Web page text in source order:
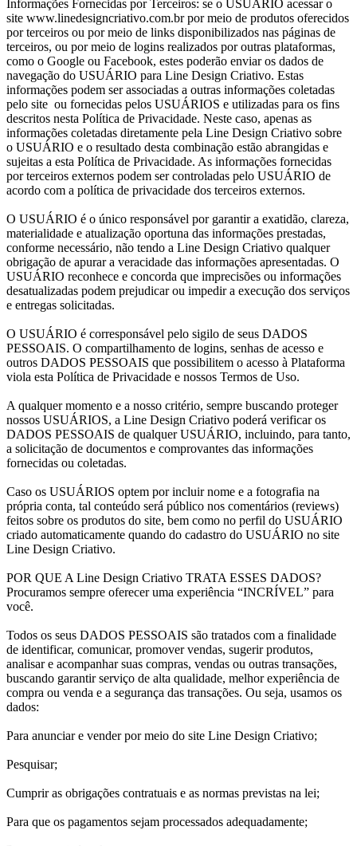
Informações Fornecidas por Terceiros: se o USUÁRIO acessar o
site www.linedesigncriativo.com.br por meio de produtos oferecidos
por terceiros ou por meio de links disponibilizados nas páginas de
terceiros, ou por meio de logins realizados por outras plataformas,
como o Google ou Facebook, estes poderão enviar os dados de
navegação do USUÁRIO para Line Design Criativo. Estas
informações podem ser associadas a outras informações coletadas
pelo site ou fornecidas pelos USUÁRIOS e utilizadas para os fins
descritos nesta Política de Privacidade. Neste caso, apenas as
informações coletadas diretamente pela Line Design Criativo sobre
o USUÁRIO e o resultado desta combinação estão abrangidas e
sujeitas a esta Política de Privacidade. As informações fornecidas
por terceiros externos podem ser controladas pelo USUÁRIO de
acordo com a política de privacidade dos terceiros externos.
O USUÁRIO é o único responsável por garantir a exatidão, clareza,
materialidade e atualização oportuna das informações prestadas,
conforme necessário, não tendo a Line Design Criativo qualquer
obrigação de apurar a veracidade das informações apresentadas. O
USUÁRIO reconhece e concorda que imprecisões ou informações
desatualizadas podem prejudicar ou impedir a execução dos serviços
e entregas solicitadas.
O USUÁRIO é corresponsável pelo sigilo de seus DADOS
PESSOAIS. O compartilhamento de logins, senhas de acesso e
outros DADOS PESSOAIS que possibilitem o acesso à Plataforma
viola esta Política de Privacidade e nossos Termos de Uso.
A qualquer momento e a nosso critério, sempre buscando proteger
nossos USUÁRIOS, a Line Design Criativo poderá verificar os
DADOS PESSOAIS de qualquer USUÁRIO, incluindo, para tanto,
a solicitação de documentos e comprovantes das informações
fornecidas ou coletadas.
Caso os USUÁRIOS optem por incluir nome e a fotografia na
própria conta, tal conteúdo será público nos comentários (reviews)
feitos sobre os produtos do site, bem como no perfil do USUÁRIO
criado automaticamente quando do cadastro do USUÁRIO no site
Line Design Criativo.
POR QUE A Line Design Criativo TRATA ESSES DADOS?
Procuramos sempre oferecer uma experiência “INCRÍVEL” para
você.
Todos os seus DADOS PESSOAIS são tratados com a finalidade
de identificar, comunicar, promover vendas, sugerir produtos,
analisar e acompanhar suas compras, vendas ou outras transações,
buscando garantir serviço de alta qualidade, melhor experiência de
compra ou venda e a segurança das transações. Ou seja, usamos os
dados:
Para anunciar e vender por meio do site Line Design Criativo;
Pesquisar;
Cumprir as obrigações contratuais e as normas previstas na lei;
Para que os pagamentos sejam processados adequadamente;